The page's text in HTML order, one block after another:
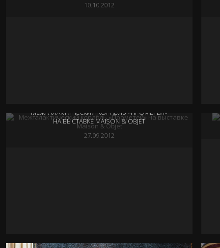
10.10.2012
МЕЖГАЛАКТИЧЕСКИЙ КОРАБЛЬ «ПРОМЕТЕЙ»
НА ВЫСТАВКЕ MAISON & OBJET
27.09.2012